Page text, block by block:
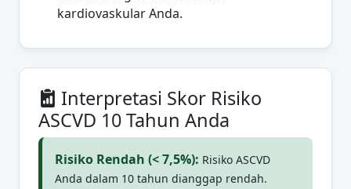
kardiovaskular Anda.
Interpretasi Skor Risiko
ASCVD 10 Tahun Anda
Risiko Rendah (< 7,5%): Risiko ASCVD
Anda dalam 10 tahun dianggap rendah.